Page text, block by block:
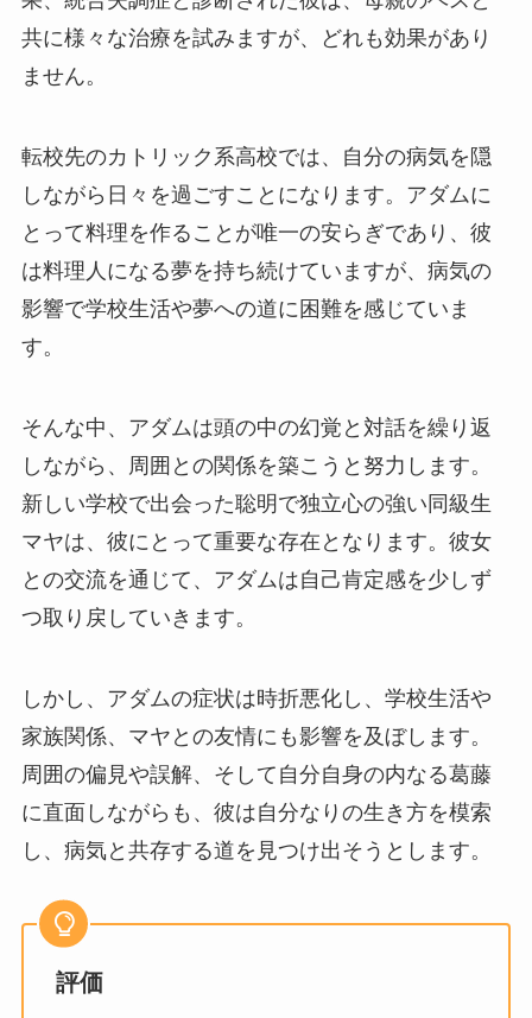
共に様々な治療を試みますが、どれも効果があり
ません。
転校先のカトリック系高校では、自分の病気を隠
しながら日々を過ごすことになります。アダムに
とって料理を作ることが唯一の安らぎであり、彼
は料理人になる夢を持ち続けていますが、病気の
影響で学校生活や夢への道に困難を感じていま
す。
そんな中、アダムは頭の中の幻覚と対話を繰り返
しながら、周囲との関係を築こうと努力します。
新しい学校で出会った聡明で独立心の強い同級生
マヤは、彼にとって重要な存在となります。彼女
との交流を通じて、アダムは自己肯定感を少しず
つ取り戻していきます。
しかし、アダムの症状は時折悪化し、学校生活や
家族関係、マヤとの友情にも影響を及ぼします。
周囲の偏見や誤解、そして自分自身の内なる葛藤
に直面しながらも、彼は自分なりの生き方を模索
し、病気と共存する道を見つけ出そうとします。
評価